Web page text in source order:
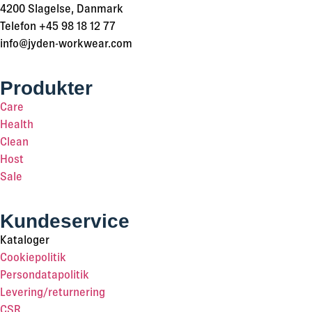
4200 Slagelse, Danmark
Telefon +45 98 18 12 77
info@jyden-workwear.com
Produkter
Care
Health
Clean
Host
Sale
Kundeservice
Kataloger
Cookiepolitik
Persondatapolitik
Levering/returnering